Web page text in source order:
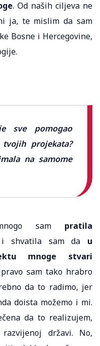
. Od naših ciljeva ne
ja, te mislim da sam
Bosne i Hercegovine,
sve pomogao
projekata?
na samome
sam pratila
shvatila sam da u
mnoge stvari
sam tako hrabro
da to radimo, jer
doista možemo i mi.
da to realizujem,
državi. No,